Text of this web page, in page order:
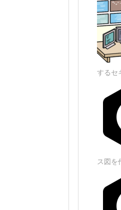
するセ
ス図を